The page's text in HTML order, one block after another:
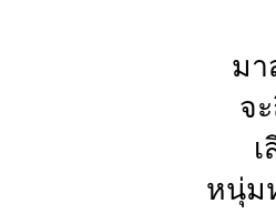
มา
จ
หนุ่ม